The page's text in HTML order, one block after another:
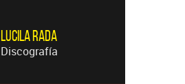
Lucila Rada
Discografía